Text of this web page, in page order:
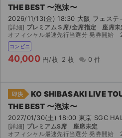
THE BEST 〜泡沫〜
2026/11/13(金) 18:30 大阪 フェステ
[詳細] プレミアムＳ席/全席指定 座席未
オフィシャル最速先行当選分 発券開始 2026/10/30(金)12:00 ※公演
コンビニ
40,000 円/枚 2 枚 0 件
即決
KO SHIBASAKI LIVE
THE BEST 〜泡沫〜
2027/01/30(土) 18:00 東京 SGC
[詳細] プレミアムS席 座席未定
オフィシャル最速先行当選分 発券開始 2027/1/16(土)12:00 ※公演中